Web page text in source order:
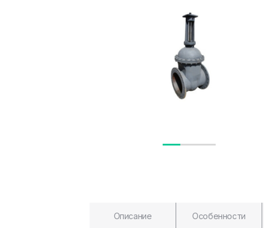
Описание Особенности